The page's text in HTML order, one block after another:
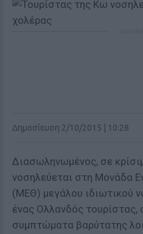
Δημοσίευση 2/10/2015 | 10:28
Διασωληνωμένος, σε
νοσηλεύεται στη Μονάδα
(ΜΕΘ) μεγάλου ιδιωτικού
ένας Ολλανδός τουρίστας,
συμπτώματα βαρύτατης